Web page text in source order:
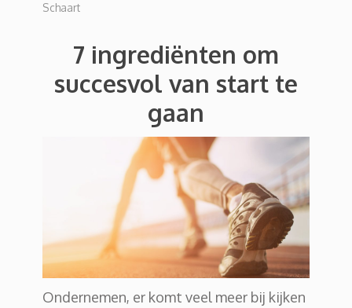
Schaart
7 ingrediënten om
succesvol van start te
gaan
Ondernemen, er komt veel meer bij kijken